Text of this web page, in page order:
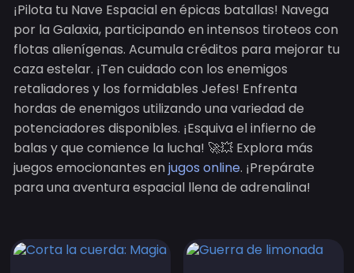
¡Pilota tu Nave Espacial en épicas batallas! Navega
por la Galaxia, participando en intensos tiroteos con
flotas alienígenas. Acumula créditos para mejorar tu
caza estelar. ¡Ten cuidado con los enemigos
retaliadores y los formidables Jefes! Enfrenta
hordas de enemigos utilizando una variedad de
potenciadores disponibles. ¡Esquiva el infierno de
balas y que comience la lucha! 🚀💥 Explora más
juegos emocionantes en jugos online. ¡Prepárate
para una aventura espacial llena de adrenalina!